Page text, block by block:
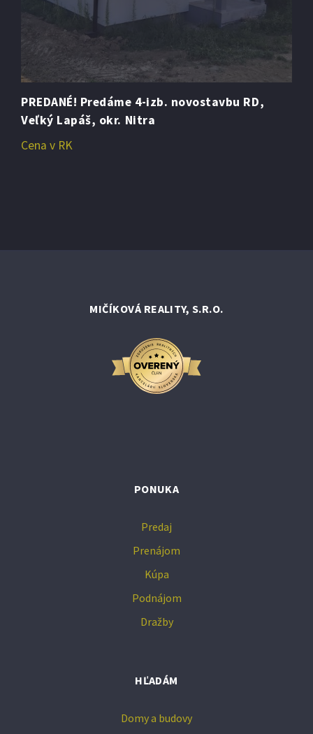
PREDANÉ! Predáme 4-izb. novostavbu RD,
Veľký Lapáš, okr. Nitra
Cena v RK
MIČÍKOVÁ REALITY, S.R.O.
PONUKA
Predaj
Prenájom
Kúpa
Podnájom
Dražby
HĽADÁM
Domy a budovy